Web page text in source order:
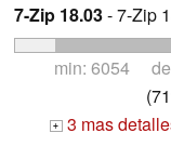
7-Zip 18.03- 7-Zip
min: 6054
+ 3 mas